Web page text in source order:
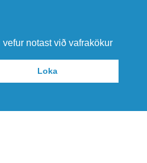
vefur notast við vafrakökur
Loka
og einstakar fréttir?